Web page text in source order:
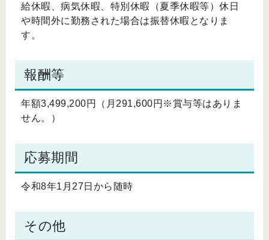
給休暇、病気休暇、特別休暇（夏季休暇等）休日
や時間外に勤務された場合は振替休暇となりま
す。
報酬等
年額3,499,200円（月291,600円※賞与等はありま
せん。）
応募期間
令和8年1月27日から随時
その他